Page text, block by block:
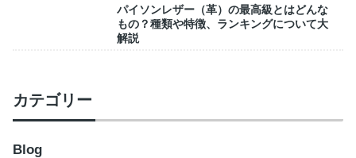
パイソンレザー（革）の最高級とはどんな
もの？種類や特徴、ランキングについて大
解説
カテゴリー
Blog